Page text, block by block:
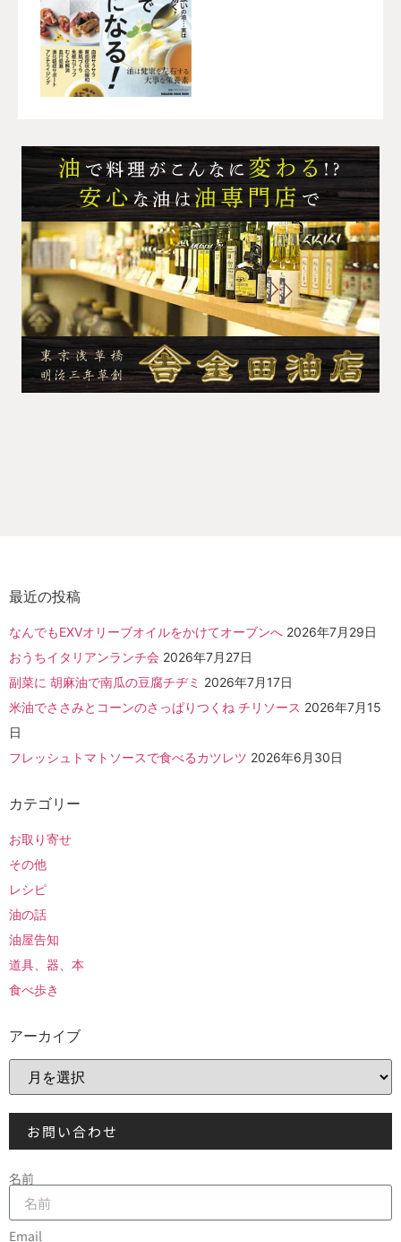
最近の投稿
なんでもEXVオリーブオイルをかけてオーブンへ 2026年7月29日
おうちイタリアンランチ会 2026年7月27日
副菜に 胡麻油で南瓜の豆腐チヂミ 2026年7月17日
米油でささみとコーンのさっぱりつくね チリソース 2026年7月15
日
フレッシュトマトソースで食べるカツレツ 2026年6月30日
カテゴリー
お取り寄せ
その他
レシピ
油の話
油屋告知
道具、器、本
食べ歩き
アーカイブ
お問い合わせ
名前
Email